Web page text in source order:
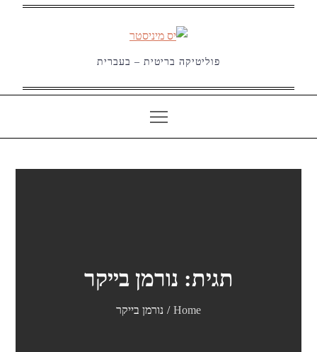
פוליטיקה בריטית – בעברית
תגית: נורמן בייקר
Home נורמן בייקר